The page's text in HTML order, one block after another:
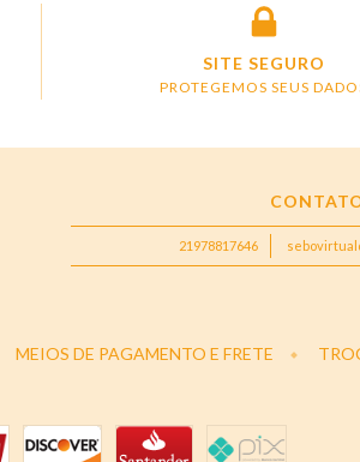
SITE SEGURO
PROTEGEMOS SEUS
21978817646
MEIOS DE PAGAMENTO E FRETE